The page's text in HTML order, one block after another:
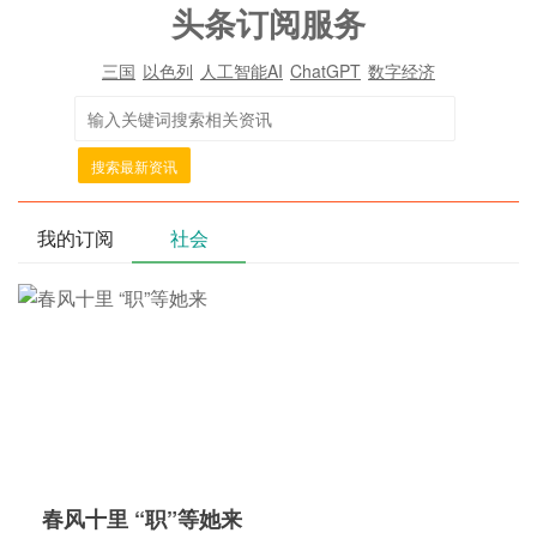
头条订阅服务
三国 以色列 人工智能AI ChatGPT 数字经济
搜索最新资讯
我的订阅 社会
春风十里 “职”等她来